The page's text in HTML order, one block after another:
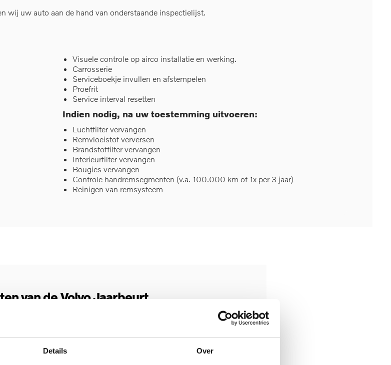
Details Over
wij uw auto aan de hand van onderstaande inspectielijst.
Visuele controle op airco installatie en werking.
Carrosserie
Serviceboekje invullen en afstempelen
Proefrit
Service interval resetten
Indien nodig, na uw toestemming uitvoeren:
Luchtfilter vervangen
Remvloeistof verversen
Brandstoffilter vervangen
Interieurfilter vervangen
Bougies vervangen
Controle handremsegmenten (v.a. 100.000 km of 1x per 3 jaar)
Reinigen van remsysteem
van de Volvo Jaarbeurt
bij ons kost de Volvo Jaarbeurt € 410,-. Mochten er onverhoopt extra
uw akkoord voorafgaand aan het uitvoeren van de werkzaamheden.